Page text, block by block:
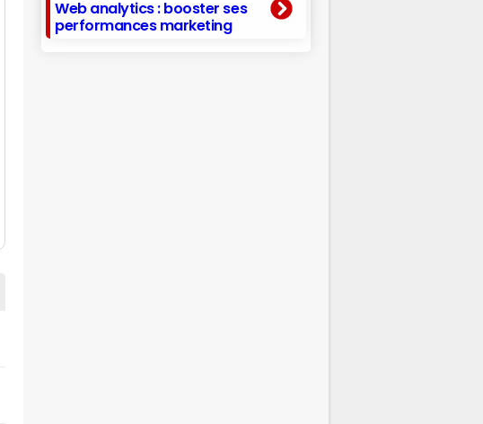
Web analytics : booster ses
performances marketing